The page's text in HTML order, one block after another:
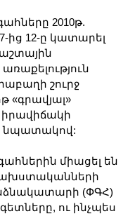
2010թ.
ից 12-ը կատարել
շուրջ
«գրավյալ»
միացել են
(ՓԳՀ)
ու ինչպես